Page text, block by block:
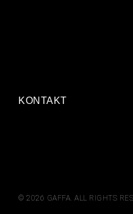
KONTAKT
© 2026 GAFFA. ALL RIGHTS